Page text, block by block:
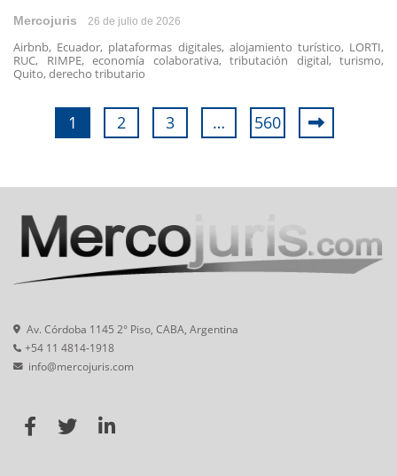
Mercojuris 26 de julio de 2026
Airbnb, Ecuador, plataformas digitales, alojamiento turístico, LORTI,
RUC, RIMPE, economía colaborativa, tributación digital, turismo,
Quito, derecho tributario
1 2 3 … 560
Av. Córdoba 1145 2° Piso, CABA, Argentina
+54 11 4814-1918
info@mercojuris.com